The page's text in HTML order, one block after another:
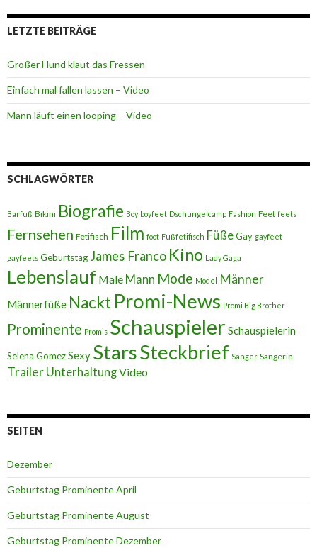
LETZTE BEITRÄGE
Großer Hund klaut das Fressen
Einfach mal fallen lassen – Video
Mann läuft einen looping – Video
SCHLAGWÖRTER
Barfuß Bikini Biografie Boy boyfeet Dschungelcamp Fashion Feet feets
Fernsehen Fetifisch Film foot Fußfetifisch FüßeGay gayfeet
gayfeets Geburtstag James Franco Kino Lady Gaga
Lebenslauf Male Mann Mode Model Männer
Männerfüße Nackt Promi-News Promi Big Brother
Prominente Promis Schauspieler Schauspielerin
Selena GomezSexy StarsSteckbrief Sänger Sängerin
Trailer UnterhaltungVideo
SEITEN
Dezember
Geburtstag Prominente April
Geburtstag Prominente August
Geburtstag Prominente Dezember